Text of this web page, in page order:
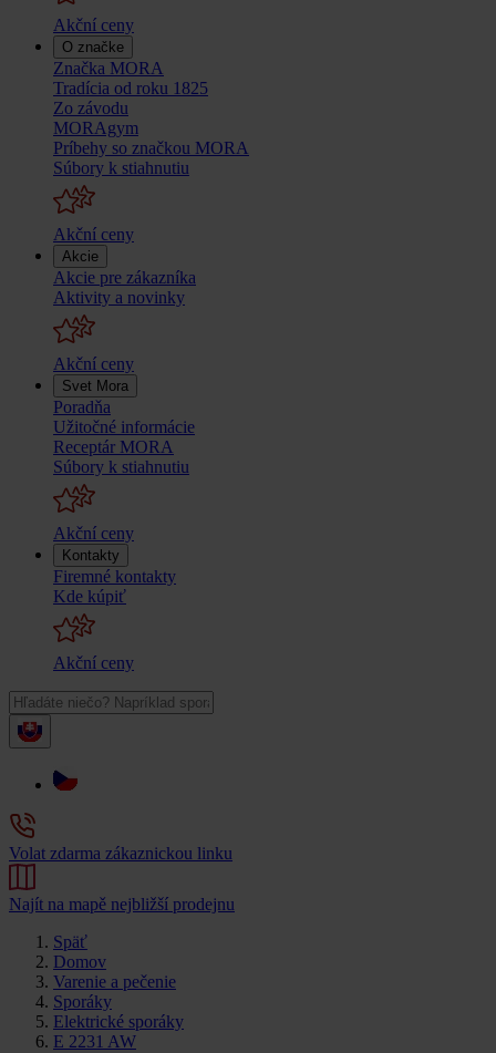
Akční ceny
O značke
Značka MORA
Tradícia od roku 1825
Zo závodu
MORAgym
Príbehy so značkou MORA
Súbory k stiahnutiu
Akční ceny
Akcie
Akcie pre zákazníka
Aktivity a novinky
Akční ceny
Svet Mora
Poradňa
Užitočné informácie
Receptár MORA
Súbory k stiahnutiu
Akční ceny
Kontakty
Firemné kontakty
Kde kúpiť
Akční ceny
Volat zdarma zákaznickou linku
Najít na mapě nejbližší prodejnu
Späť
Domov
Varenie a pečenie
Sporáky
Elektrické sporáky
E 2231 AW